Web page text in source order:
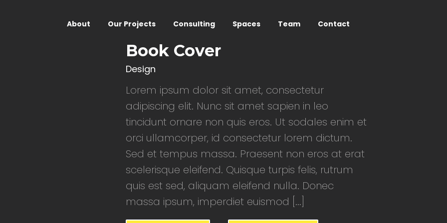
About Our Projects Consulting Spaces Team Contact
Book Cover
Design
Lorem ipsum dolor sit amet, consectetur
adipiscing elit. Nunc sit amet sapien in leo
tincidunt ornare non quis eros. Ut sodales enim et
orci ullamcorper, id consectetur lorem dictum.
Sed et tempus massa. Praesent non eros at erat
scelerisque eleifend. Quisque turpis felis, rutrum
quis est sed, aliquam eleifend nulla. Donec
massa ipsum, imperdiet euismod [...]